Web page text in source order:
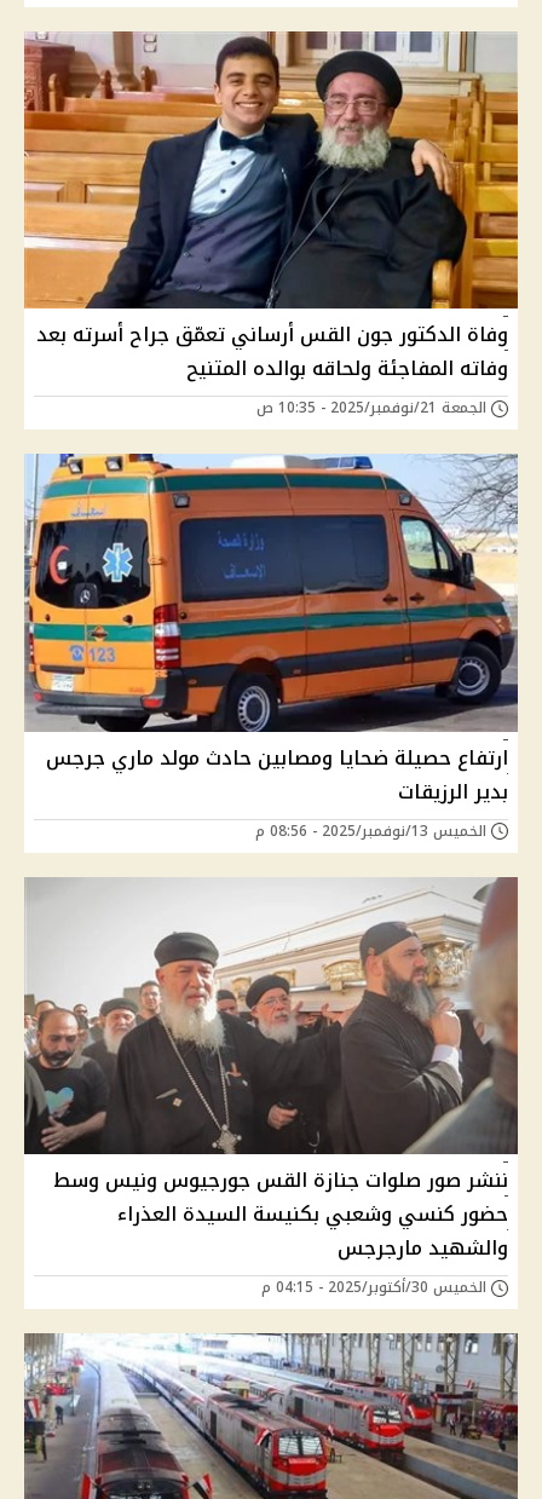
وفاة الدكتور جون القس أرساني تعمّق جراح أسرته بعد
وفاته المفاجئة ولحاقه بوالده المتنيح
الجمعة 21/نوفمبر/2025 - 10:35 ص
ارتفاع حصيلة ضحايا ومصابين حادث مولد ماري جرجس
بدير الرزيقات
الخميس 13/نوفمبر/2025 - 08:56 م
ننشر صور صلوات جنازة القس جورجيوس ونيس وسط
حضور كنسي وشعبي بكنيسة السيدة العذراء
والشهيد مارجرجس
الخميس 30/أكتوبر/2025 - 04:15 م